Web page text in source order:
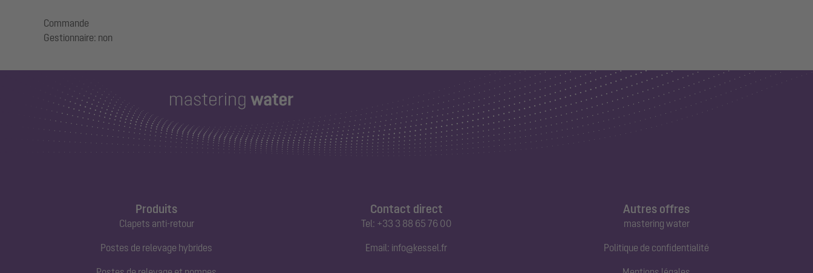
Commande
Produits
Clapets anti-retour
Postes de relevage hybrides
Contact direct
Tel: +33 3 88 65 76 00
Email: info@kessel.fr
Autres offres
mastering water
Politique de confidentialité